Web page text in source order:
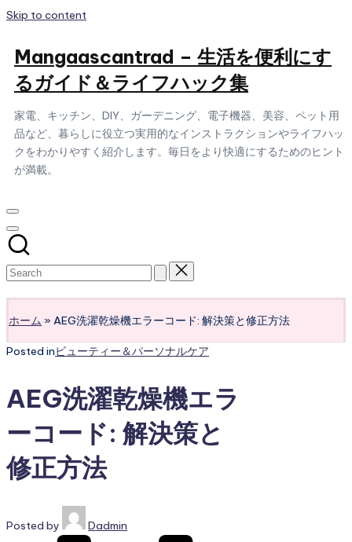
Skip to content
Mangaascantrad – 生活を便利にす
るガイド＆ライフハック集
家電、キッチン、DIY、ガーデニング、電子機器、美容、ペット用
品など、暮らしに役立つ実用的なインストラクションやライフハッ
クをわかりやすく紹介します。毎日をより快適にするためのヒント
が満載。
ホーム » AEG洗濯乾燥機エラーコード: 解決策と修正方法
Posted inビューティー＆パーソナルケア
AEG洗濯乾燥機エラ
ーコード: 解決策と
修正方法
Posted by Dadmin